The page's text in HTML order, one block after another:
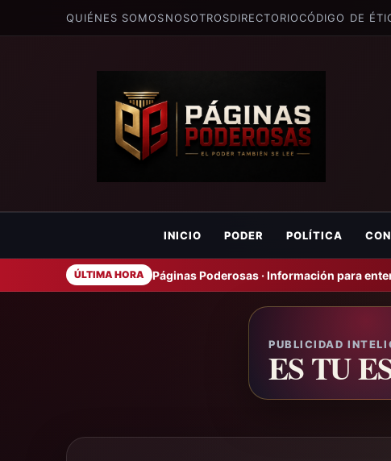
QUIÉNES SOMOSNOSOTROSDIRECTORIOCÓDIGO DE
INICIO PODER POLÍTICA
ÚLTIMA HORA Páginas Poderosas · Información para
PUBLICIDAD
ES TU